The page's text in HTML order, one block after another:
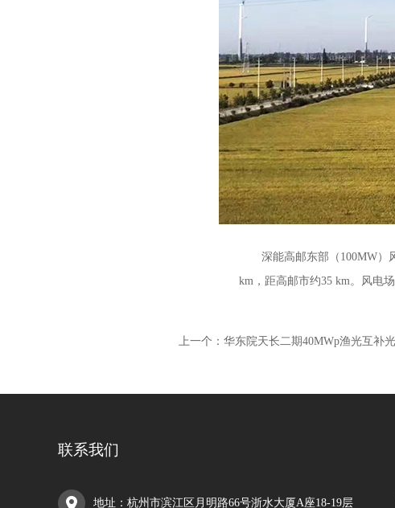
深能高邮东部（100MW）
km，距高邮市约35 km。风电
上一个： 华东院天长二期40MWp渔光互补
联系我们
地址： 杭州市滨江区月明路66号浙水大厦A座18-19层